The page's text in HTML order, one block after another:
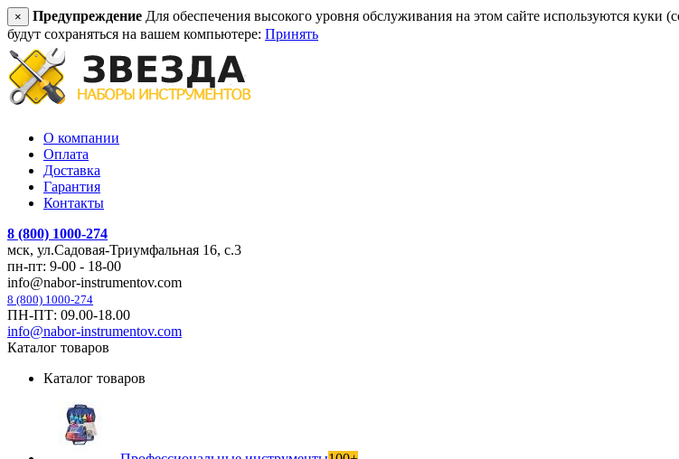
× Предупреждение Для обеспечения высокого уровня обслуживания на этом сайте используются куки
будут сохраняться на вашем компьютере: Принять
О компании
Оплата
Доставка
Гарантия
Контакты
8 (800) 1000-274
мск, ул.Садовая-Триумфальная 16, с.3
пн-пт: 9-00 - 18-00
info@nabor-instrumentov.com
8 (800) 1000-274
ПН-ПТ: 09.00-18.00
info@nabor-instrumentov.com
Каталог товаров
Каталог товаров